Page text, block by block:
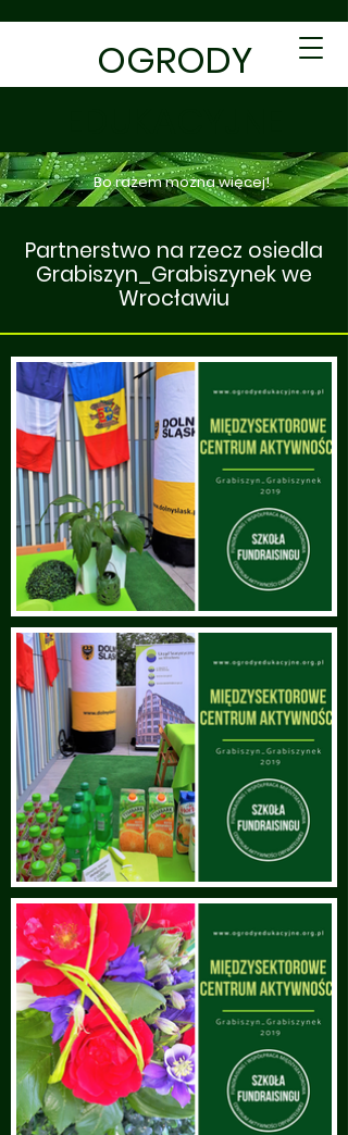
OGRODY
Bo razem można więcej!
Partnerstwo na rzecz osiedla
Grabiszyn_Grabiszynek we
Wrocławiu